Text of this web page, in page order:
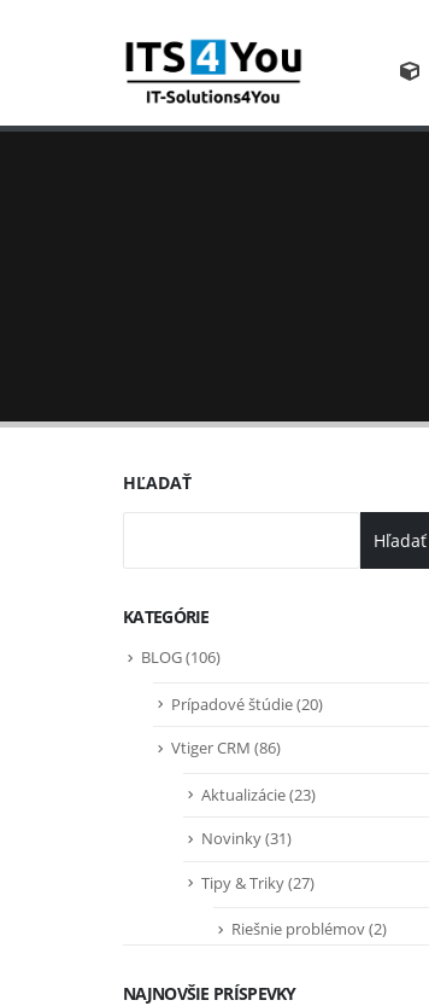
HĽADAŤ
Hľadať
KATEGÓRIE
BLOG(106)
Prípadové štúdie(20)
Vtiger CRM (86)
Aktualizácie(23)
Novinky(31)
Tipy & Triky(27)
Riešnie problémov(2)
NAJNOVŠIE PRÍSPEVKY